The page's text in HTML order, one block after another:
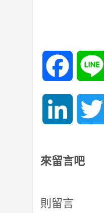
Facebook
LinkedIn
來留言吧
則留言